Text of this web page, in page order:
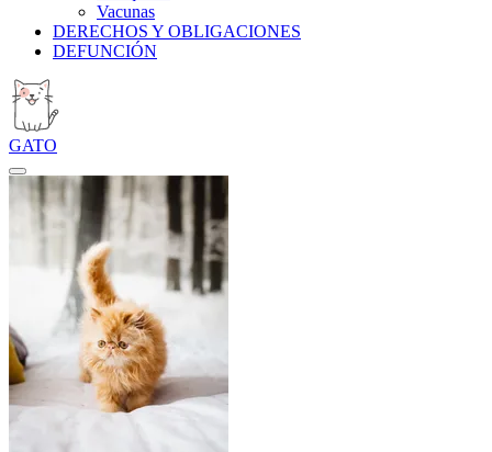
Vacunas
DERECHOS Y OBLIGACIONES
DEFUNCIÓN
GATO